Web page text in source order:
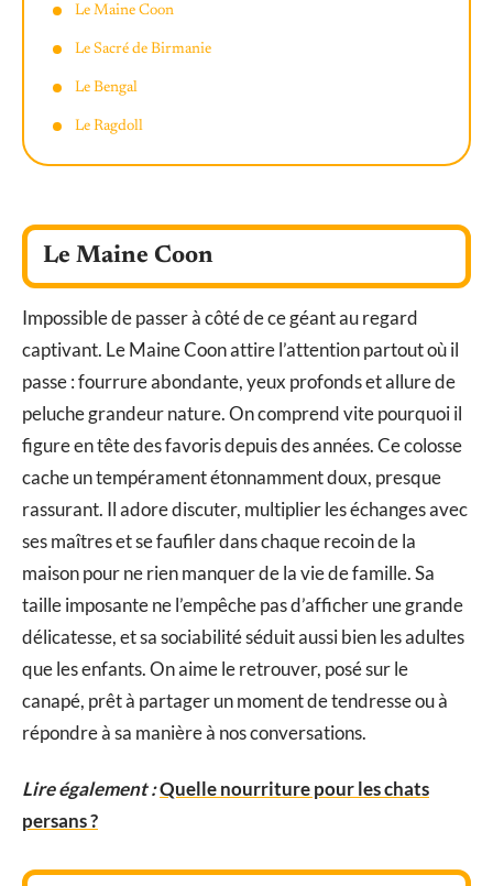
Le Maine Coon
Le Sacré de Birmanie
Le Bengal
Le Ragdoll
Le Maine Coon
Impossible de passer à côté de ce géant au regard
captivant. Le Maine Coon attire l’attention partout où il
passe : fourrure abondante, yeux profonds et allure de
peluche grandeur nature. On comprend vite pourquoi il
figure en tête des favoris depuis des années. Ce colosse
cache un tempérament étonnamment doux, presque
rassurant. Il adore discuter, multiplier les échanges avec
ses maîtres et se faufiler dans chaque recoin de la
maison pour ne rien manquer de la vie de famille. Sa
taille imposante ne l’empêche pas d’afficher une grande
délicatesse, et sa sociabilité séduit aussi bien les adultes
que les enfants. On aime le retrouver, posé sur le
canapé, prêt à partager un moment de tendresse ou à
répondre à sa manière à nos conversations.
Lire également :Quelle nourriture pour les chats
persans ?